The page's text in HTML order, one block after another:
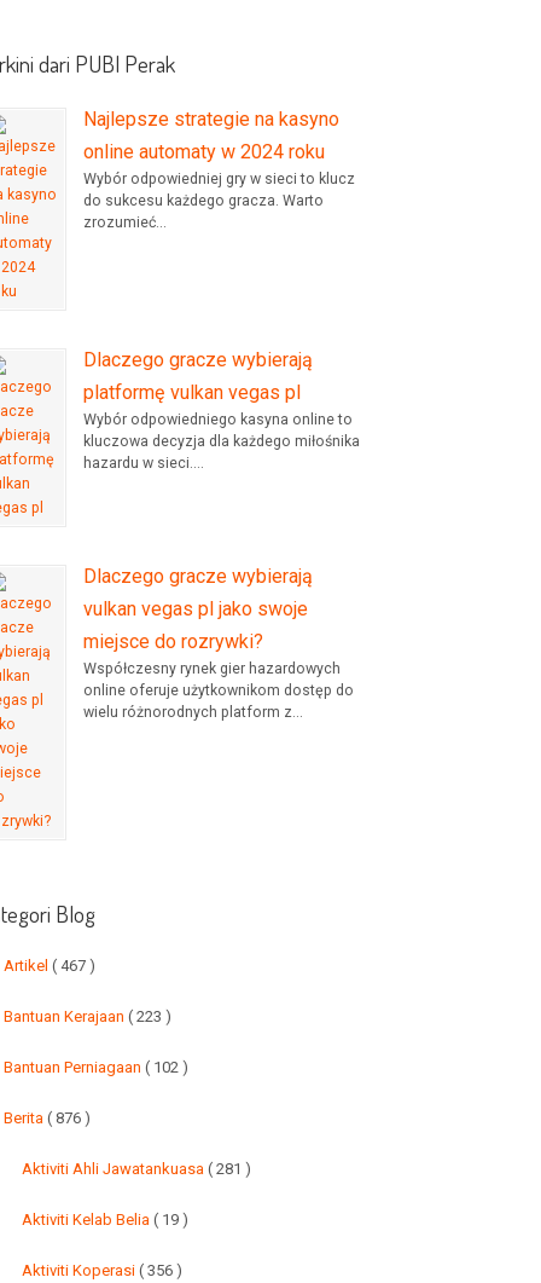
dari PUBI Perak
Najlepsze strategie na kasyno
online automaty w 2024 roku
Wybór odpowiedniej gry w sieci to klucz
do sukcesu każdego gracza. Warto
zrozumieć...
Dlaczego gracze wybierają
platformę vulkan vegas pl
Wybór odpowiedniego kasyna online to
kluczowa decyzja dla każdego miłośnika
hazardu w sieci....
Dlaczego gracze wybierają
vulkan vegas pl jako swoje
miejsce do rozrywki?
Współczesny rynek gier hazardowych
online oferuje użytkownikom dostęp do
wielu różnorodnych platform z...
Blog
Artikel ( 467 )
Bantuan Kerajaan ( 223 )
Bantuan Perniagaan ( 102 )
Berita ( 876 )
Aktiviti Ahli Jawatankuasa ( 281 )
Aktiviti Kelab Belia ( 19 )
Aktiviti Koperasi ( 356 )